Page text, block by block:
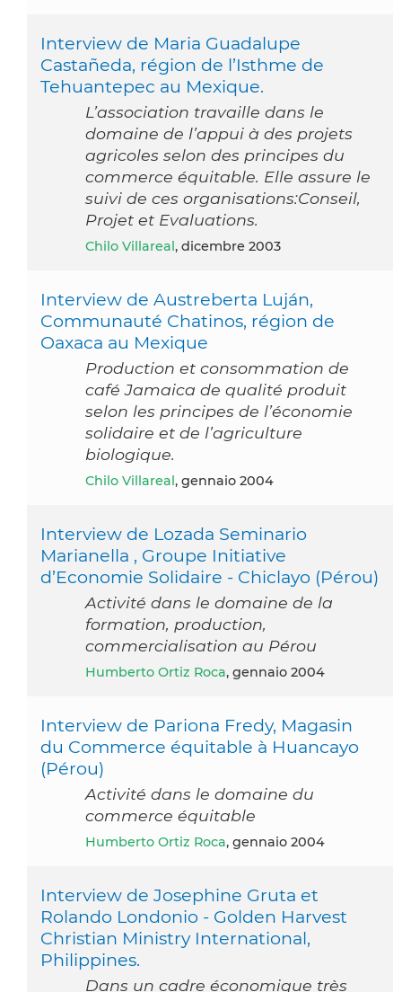
Interview de Maria Guadalupe
Castañeda, région de l’Isthme de
Tehuantepec au Mexique.
L’association travaille dans le
domaine de l’appui à des projets
agricoles selon des principes du
commerce équitable. Elle assure le
suivi de ces organisations:Conseil,
Projet et Evaluations.
Chilo Villareal , dicembre 2003
Interview de Austreberta Luján,
Communauté Chatinos, région de
Oaxaca au Mexique
Production et consommation de
café Jamaica de qualité produit
selon les principes de l’économie
solidaire et de l’agriculture
biologique.
Chilo Villareal , gennaio 2004
Interview de Lozada Seminario
Marianella , Groupe Initiative
d’Economie Solidaire - Chiclayo (Pérou)
Activité dans le domaine de la
formation, production,
commercialisation au Pérou
Humberto Ortiz Roca, gennaio 2004
Interview de Pariona Fredy, Magasin
du Commerce équitable à Huancayo
(Pérou)
Activité dans le domaine du
commerce équitable
Humberto Ortiz Roca, gennaio 2004
Interview de Josephine Gruta et
Rolando Londonio - Golden Harvest
Christian Ministry International,
Philippines.
Dans un cadre économique très